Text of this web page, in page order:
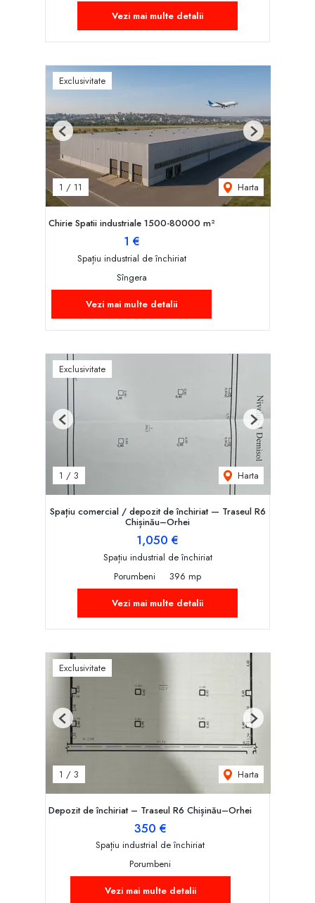
Vezi mai multe detalii
Exclusivitate
1 / 11 Harta
Previous Next
Chirie Spatii industriale 1500-80000 m²
1 €
Spațiu industrial de închiriat
Sîngera
Vezi mai multe detalii
Exclusivitate
1 / 3 Harta
Previous Next
Spațiu comercial / depozit de închiriat — Traseul R6
Chișinău–Orhei
1,050 €
Spațiu industrial de închiriat
Porumbeni
396 mp
Vezi mai multe detalii
Exclusivitate
1 / 3 Harta
Previous Next
Depozit de închiriat – Traseul R6 Chișinău–Orhei
350 €
Spațiu industrial de închiriat
Porumbeni
Vezi mai multe detalii